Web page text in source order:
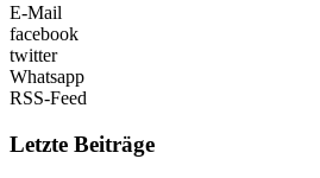
E-Mail
facebook
twitter
Whatsapp
RSS-Feed
Letzte Beiträge